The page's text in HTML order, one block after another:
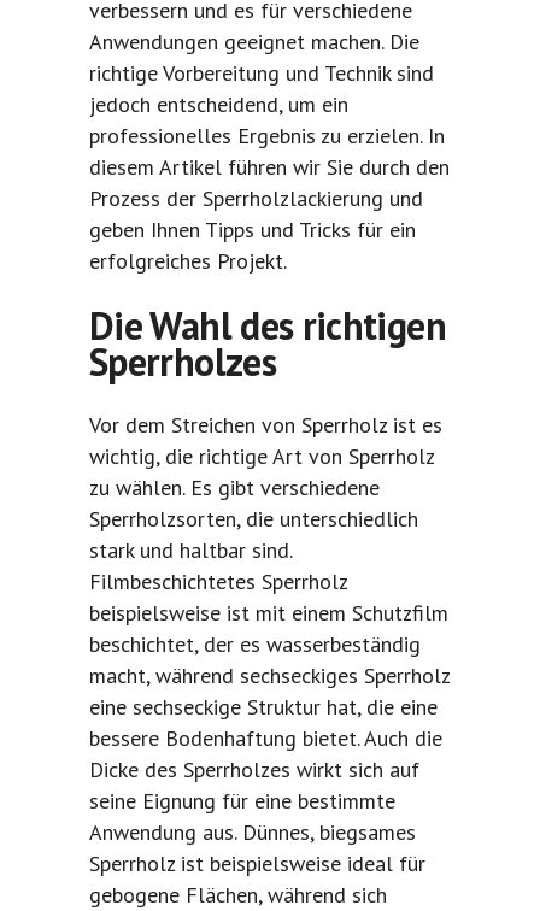
verbessern und es für verschiedene
Anwendungen geeignet machen. Die
richtige Vorbereitung und Technik sind
jedoch entscheidend, um ein
professionelles Ergebnis zu erzielen. In
diesem Artikel führen wir Sie durch den
Prozess der Sperrholzlackierung und
geben Ihnen Tipps und Tricks für ein
erfolgreiches Projekt.
Die Wahl des richtigen
Sperrholzes
Vor dem Streichen von Sperrholz ist es
wichtig, die richtige Art von Sperrholz
zu wählen. Es gibt verschiedene
Sperrholzsorten, die unterschiedlich
stark und haltbar sind.
Filmbeschichtetes Sperrholz
beispielsweise ist mit einem Schutzfilm
beschichtet, der es wasserbeständig
macht, während sechseckiges Sperrholz
eine sechseckige Struktur hat, die eine
bessere Bodenhaftung bietet. Auch die
Dicke des Sperrholzes wirkt sich auf
seine Eignung für eine bestimmte
Anwendung aus. Dünnes, biegsames
Sperrholz ist beispielsweise ideal für
gebogene Flächen, während sich